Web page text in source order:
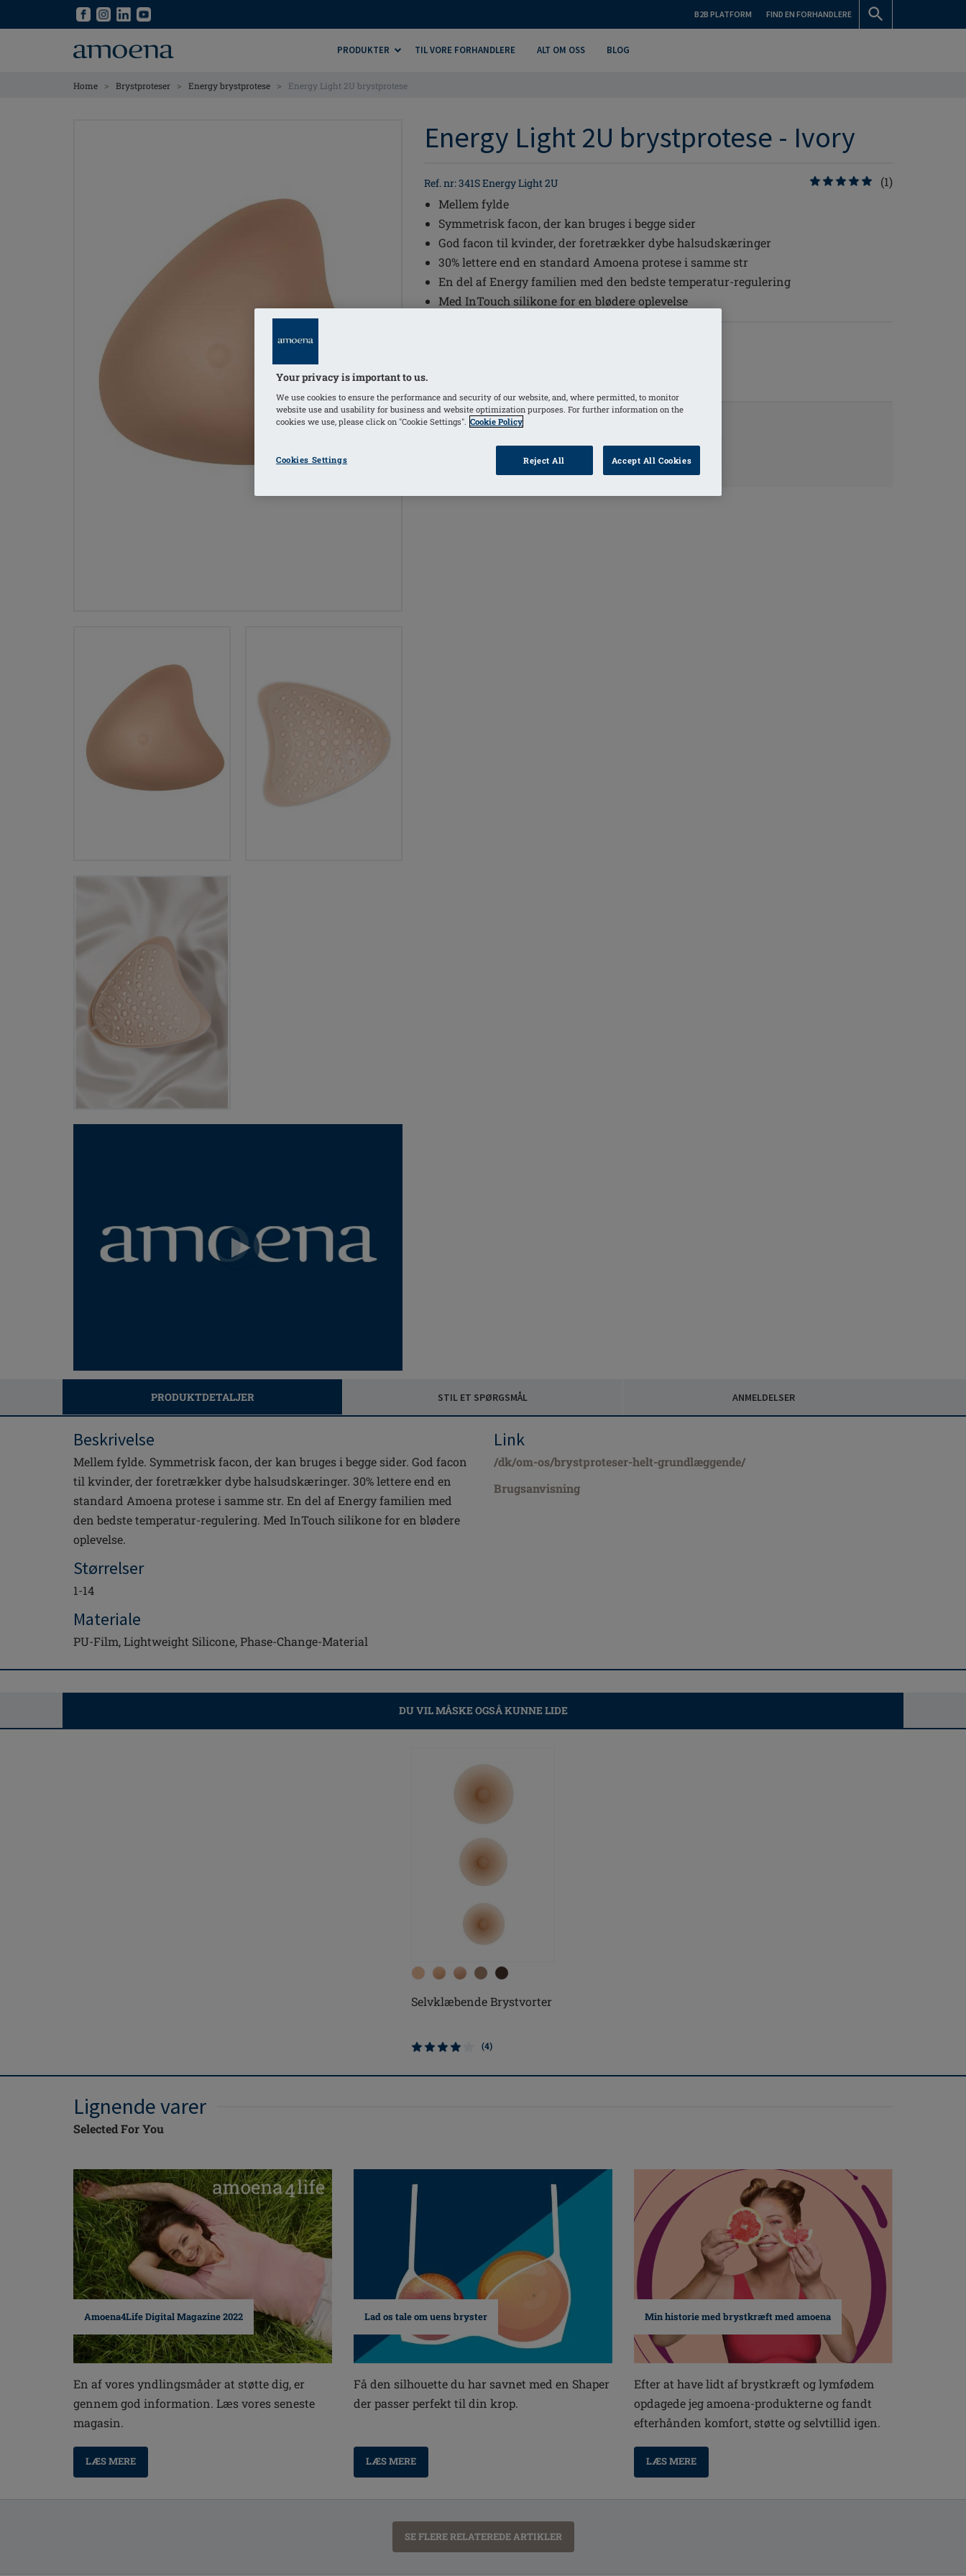
B2B PLATFORM FIND EN FORHANDLERE
PRODUKTER TIL VORE FORHANDLERE ALT OM OSS BLOG
Home > Brystproteser > Energy brystprotese > Energy Light 2U brystprotese
Energy Light 2U brystprotese - Ivory
Ref. nr: 341S Energy Light 2U
(1)
Mellem fylde
Symmetrisk facon, der kan bruges i begge sider
God facon til kvinder, der foretrækker dybe halsudskæringer
30% lettere end en standard Amoena protese i samme str
En del af Energy familien med den bedste temperatur-regulering
Med InTouch silikone for en blødere oplevelse
FIND
FORHANDLER
PRODUKTINFORMATION
PRODUKTDETALJER STIL ET SPØRGSMÅL ANMELDELSER
Beskrivelse
Mellem fylde. Symmetrisk facon, der kan bruges i begge sider. God facon
til kvinder, der foretrækker dybe halsudskæringer. 30% lettere end en
standard Amoena protese i samme str. En del af Energy familien med
den bedste temperatur-regulering. Med InTouch silikone for en blødere
oplevelse.
Størrelser
1-14
Materiale
PU-Film, Lightweight Silicone, Phase-Change-Material
Link
/dk/om-os/brystproteser-helt-grundlæggende/
Brugsanvisning
DU VIL MÅSKE OGSÅ KUNNE LIDE
Selvklæbende Brystvorter
(4)
Lignende varer
Selected For You
Amoena4Life Digital Magazine 2022
En af vores yndlingsmåder at støtte dig, er
gennem god information. Læs vores seneste
magasin.
LÆS MERE
Lad os tale om uens bryster
Få den silhouette du har savnet med en Shaper
der passer perfekt til din krop.
LÆS MERE
Min historie med brystkræft med amoena
Efter at have lidt af brystkræft og lymfødem
opdagede jeg amoena-produkterne og fandt
efterhånden komfort, støtte og selvtillid igen.
LÆS MERE
SE FLERE RELATEREDE ARTIKLER
Your privacy is important to us.
We use cookies to ensure the performance and security of our website, and, where permitted, to monitor
website use and usability for business and website optimization purposes. For further information on the
cookies we use, please click on "Cookie Settings". Cookie Policy
Cookies Settings Reject All Accept All Cookies